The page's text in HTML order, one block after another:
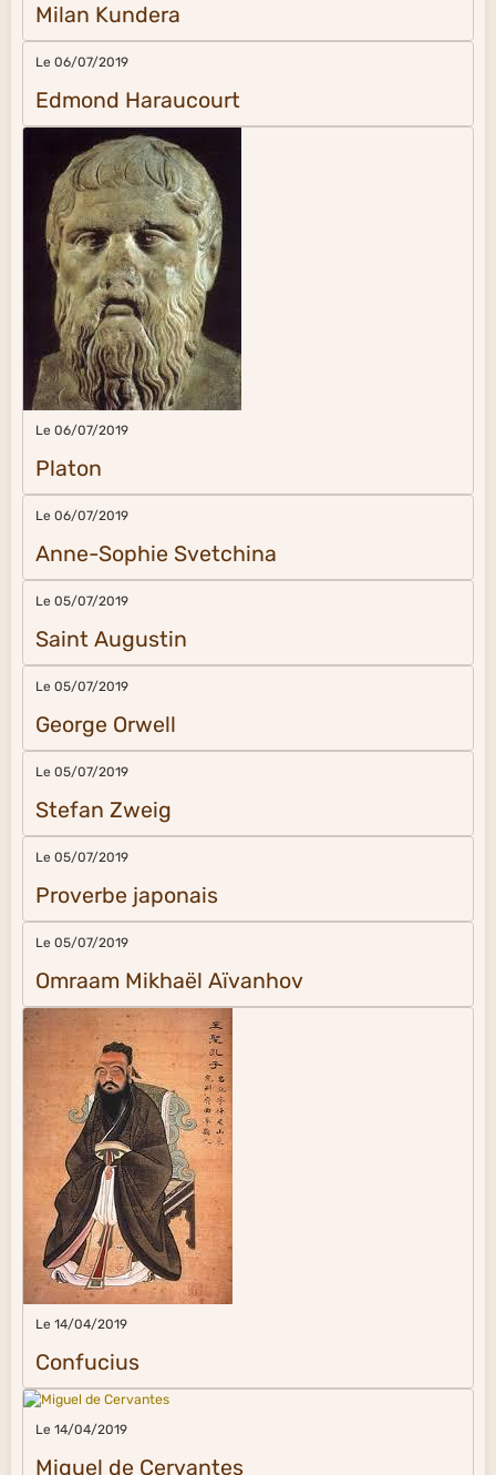
Milan Kundera
Le 06/07/2019
Edmond Haraucourt
Le 06/07/2019
Platon
Le 06/07/2019
Anne-Sophie Svetchina
Le 05/07/2019
Saint Augustin
Le 05/07/2019
George Orwell
Le 05/07/2019
Stefan Zweig
Le 05/07/2019
Proverbe japonais
Le 05/07/2019
Omraam Mikhaël Aïvanhov
Le 14/04/2019
Confucius
Le 14/04/2019
Miguel de Cervantes